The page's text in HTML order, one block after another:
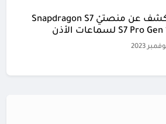
الكشف عن منصتيْ Snapdragon S7